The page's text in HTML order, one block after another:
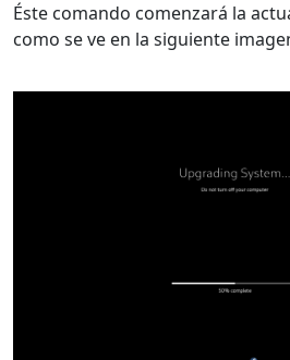
Éste comando comenzará la
como se ve en la siguiente